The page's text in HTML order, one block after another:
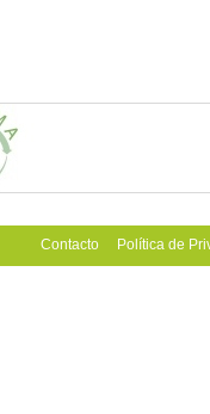
Contacto Política de